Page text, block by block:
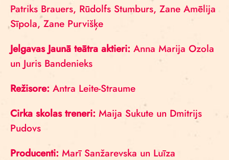
Patriks Brauers, Rūdolfs Stumburs, Zane Amēlija
Sīpola, Zane Purvišķe
Jelgavas Jaunā teātra aktieri: Anna Marija Ozola
un Juris Bandenieks
Režisore: Antra Leite-Straume
Cirka skolas treneri: Maija Sukute un Dmitrijs
Pudovs
Producenti: Marī Sanžarevska un Luīza